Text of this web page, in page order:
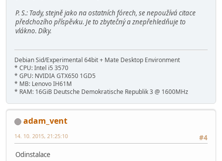
P. S.: Tady, stejně jako na ostatních fórech, se nepoužívá citace
předchozího příspěvku. Je to zbytečný a znepřehledňuje to
vlákno. Díky.
Debian Sid/Experimental 64bit + Mate Desktop Environment
* CPU: Intel i5 3570
* GPU: NVIDIA GTX650 1GD5
* MB: Lenovo IH61M
* RAM: 16GiB Deutsche Demokratische Republik 3 @ 1600MHz
adam_vent
#4
14. 10. 2015, 21:25:10
Odinstalace